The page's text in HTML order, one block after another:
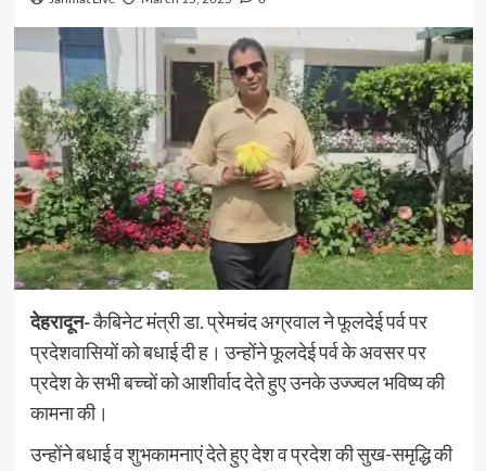
देहरादून-कैबिनेट मंत्री डा. प्रेमचंद अग्रवाल ने फूलदेई पर्व पर
प्रदेशवासियों को बधाई दी ह। उन्होंने फूलदेई पर्व के अवसर पर
प्रदेश के सभी बच्चों को आशीर्वाद देते हुए उनके उज्ज्वल भविष्य की
कामना की।
उन्होंने बधाई व शुभकामनाएं देते हुए देश व प्रदेश की सुख-समृद्धि की